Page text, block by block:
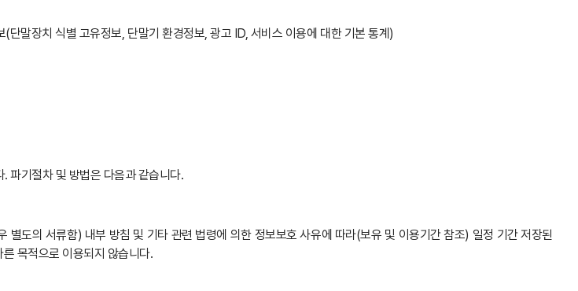
말장치 식별 고유정보, 단말기 환경정보, 광고 ID, 서비스 이용에 대한 기본 통계)
파기절차 및 방법은 다음과 같습니다.
도의 서류함) 내부 방침 및 기타 관련 법령에 의한 정보보호 사유에 따라(보유 및 이용기간 참조) 일정 기간 저장된
목적으로 이용되지 않습니다.